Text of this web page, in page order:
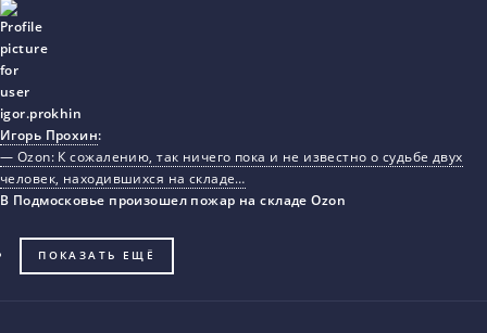
Игорь Прохин:
— Ozon: К сожалению, так ничего пока и не известно о судьбе двух
человек, находившихся на складе…
В Подмосковье произошел пожар на складе Ozon
ПОКАЗАТЬ ЕЩЁ